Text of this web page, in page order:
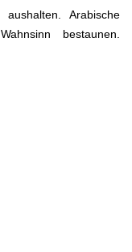
Arabische
bestaunen.